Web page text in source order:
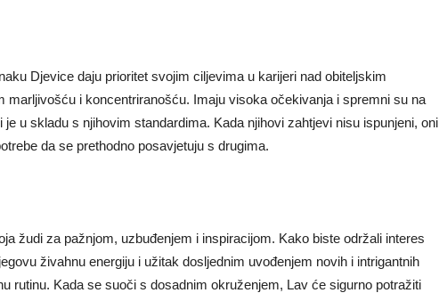
Djevice daju prioritet svojim ciljevima u karijeri nad obiteljskim
marljivošću i koncentriranošću. Imaju visoka očekivanja i spremni su na
u skladu s njihovim standardima. Kada njihovi zahtjevi nisu ispunjeni, oni
da se prethodno posavjetuju s drugima.
žudi za pažnjom, uzbuđenjem i inspiracijom. Kako biste održali interes
živahnu energiju i užitak dosljednim uvođenjem novih i intrigantnih
rutinu. Kada se suoči s dosadnim okruženjem, Lav će sigurno potražiti